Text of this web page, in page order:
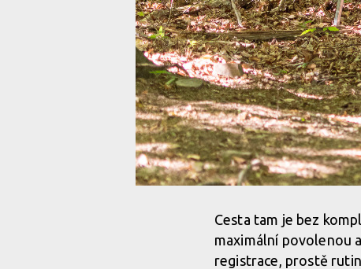
Cesta tam je bez
maximální povolenou
registrace, prostě